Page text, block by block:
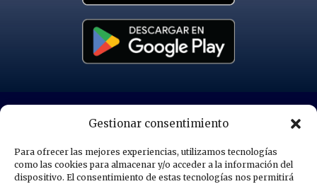
Gestionar consentimiento
Para ofrecer las mejores experiencias, utilizamos tecnologías
como las cookies para almacenar y/o acceder a la información del
dispositivo. El consentimiento de estas tecnologías nos permitirá
POLÍTICA DE PRIVACIDAD
POLÍTICA DE COOKIES